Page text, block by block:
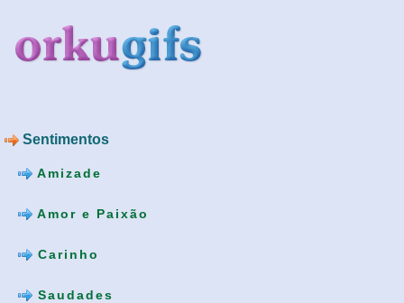
Sentimentos
Amizade
Amor e Paixão
Carinho
Saudades